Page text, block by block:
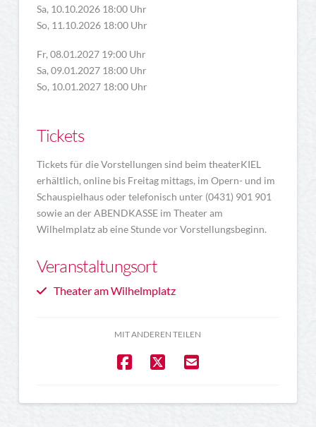
Sa, 10.10.2026 18:00 Uhr
So, 11.10.2026 18:00 Uhr
Fr, 08.01.2027 19:00 Uhr
Sa, 09.01.2027 18:00 Uhr
So, 10.01.2027 18:00 Uhr
Tickets
Tickets für die Vorstellungen sind beim theaterKIEL
erhältlich, online bis Freitag mittags, im Opern- und im
Schauspielhaus oder telefonisch unter (0431) 901 901
sowie an der ABENDKASSE im Theater am
Wilhelmplatz ab eine Stunde vor Vorstellungsbeginn.
Veranstaltungsort
Theater am Wilhelmplatz
MIT ANDEREN TEILEN